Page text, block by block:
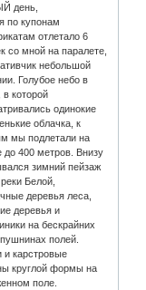
день,
по купонам
отлетало 6
со мной на паралете,
небольшой
Голубое небо в
которой
одинокие
облачка, к
мы подлетали на
до 400 метров. Внизу
зимний пейзаж
Белой,
деревья леса,
деревья и
на бескрайних
полей.
и карстровые
круглой формы на
поле.